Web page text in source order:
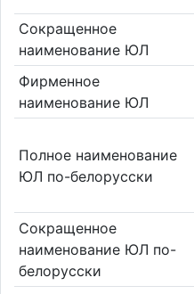
Сокращенное
наименование ЮЛ
Фирменное
наименование ЮЛ
Полное наименование
ЮЛ по-белорусски
Сокращенное
наименование ЮЛ по-
белорусски